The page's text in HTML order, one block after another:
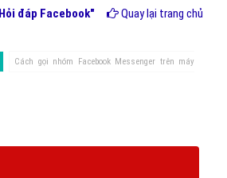
đáp Facebook" Quay lại trang chủ
Cách gọi nhóm Facebook Messenger trên máy